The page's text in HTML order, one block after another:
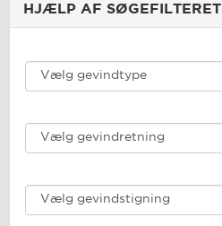
HJÆLP AF SØGEFILTERET